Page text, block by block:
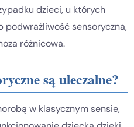
dzieci, u których
sensoryczna,
różnicowa.
są uleczalne?
w klasycznym sensie,